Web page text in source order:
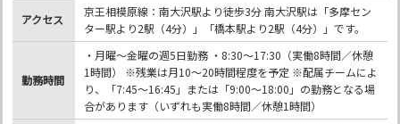
アクセス
京王相模原線：南大沢駅より徒歩3分 南大沢駅は「多摩セン
ター駅より2駅（4分）」「橋本駅より2駅（4分）」です。
勤務時間
・月曜～金曜の週5日勤務 ・8:30～17:30（実働8時間／休憩
1時間） ※残業は月10～20時間程度を予定 ※配属チームによ
り、「7:45～16:45」または「9:00～18:00」の勤務となる場
合があります（いずれも実働8時間／休憩1時間）